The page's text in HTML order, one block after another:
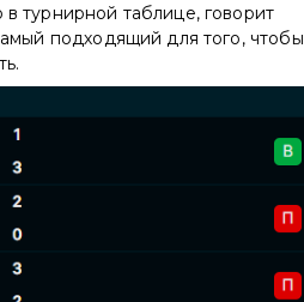
турнирной таблице, говорит
подходящий для того, чтобы